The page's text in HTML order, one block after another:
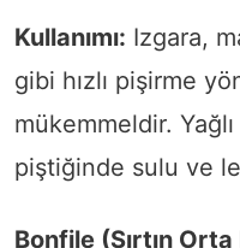
Kullanımı: Izgara,
gibi hızlı pişirme
mükemmeldir.
piştiğinde sulu ve
Bonfile (Sırtın Orta